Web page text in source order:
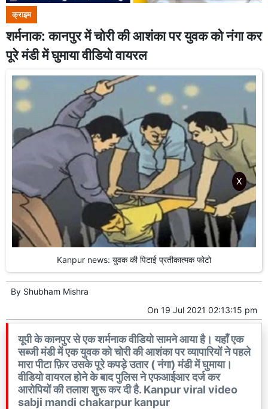
क्राइम
शर्मनाक: कानपुर में चोरी की आशंका पर युवक को नंगा कर
पूरे मंडी में घुमाया वीडियो वायरल
Kanpur news: युवक की पिटाई प्रतीकात्मक फोटो
By Shubham Mishra
On 19 Jul 2021 02:13:15 pm
यूपी के कानपुर से एक शर्मनाक वीडियो सामने आया है। यहाँ एक
सब्जी मंडी में एक युवक को चोरी की आशंका पर व्यापारियों ने पहले
मारा पीटा फ़िर उसके पूरे कपड़े उतार ( नंगा) मंडी में घुमाया।
वीडियो वायरल होने के बाद पुलिस ने एफआईआर दर्ज कर
आरोपियों की तलाश शुरू कर दी है. Kanpur viral video
sabji mandi chakarpur kanpur
X